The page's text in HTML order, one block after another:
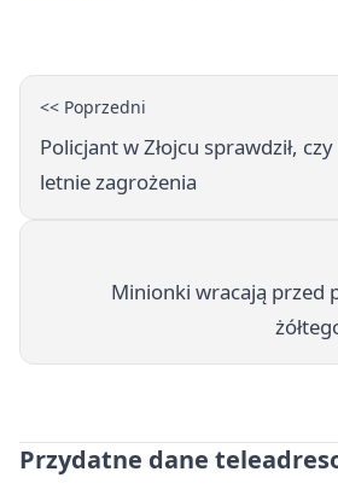
<< Poprzedni
Policjant w Złojcu sprawdził,
letnie zagrożenia
Minionki wracają przed
Przydatne dane